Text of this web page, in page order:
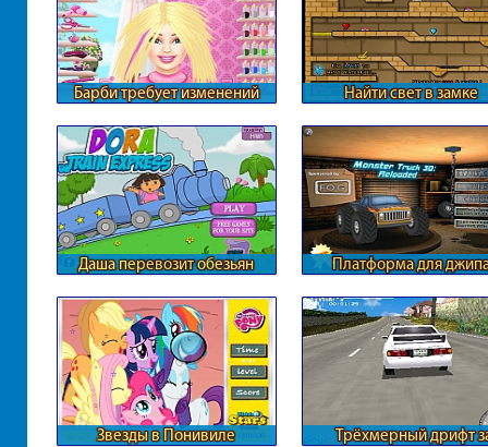
Барби требует изменений Найти свет в замке
Даша перевозит обезьян Платформа для
Звезды в Понивиле
Трёхмерный дрифт